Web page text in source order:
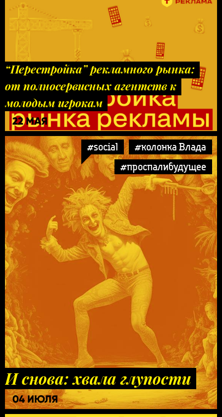
“Перестройка” рекламного рынка:
от полносервисных агентств к
молодым игрокам
22 МАЯ
#social
#колонка Влада
#проспалибудущее
И снова: хвала глупости
04 ИЮЛЯ